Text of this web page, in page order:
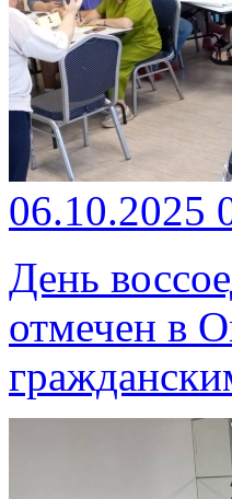
06.10.2025
День
отмечен в